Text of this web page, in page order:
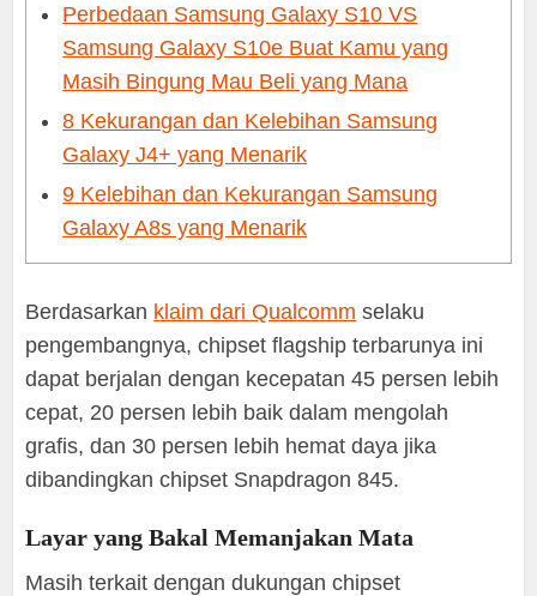
Perbedaan Samsung Galaxy S10 VS
Samsung Galaxy S10e Buat Kamu yang
Masih Bingung Mau Beli yang Mana
8 Kekurangan dan Kelebihan Samsung
Galaxy J4+ yang Menarik
9 Kelebihan dan Kekurangan Samsung
Galaxy A8s yang Menarik
Berdasarkan klaim dari Qualcomm selaku
pengembangnya, chipset flagship terbarunya ini
dapat berjalan dengan kecepatan 45 persen lebih
cepat, 20 persen lebih baik dalam mengolah
grafis, dan 30 persen lebih hemat daya jika
dibandingkan chipset Snapdragon 845.
Layar yang Bakal Memanjakan Mata
Masih terkait dengan dukungan chipset